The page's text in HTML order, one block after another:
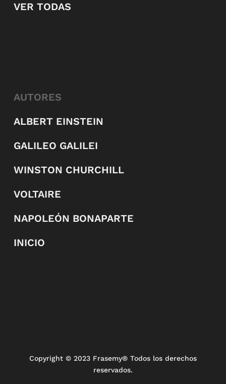
VER TODAS
AUTORES
ALBERT EINSTEIN
GALILEO GALILEI
WINSTON CHURCHILL
VOLTAIRE
NAPOLEÓN BONAPARTE
INICIO
Copyright © 2023 Frasemy® Todos los derechos
reservados.